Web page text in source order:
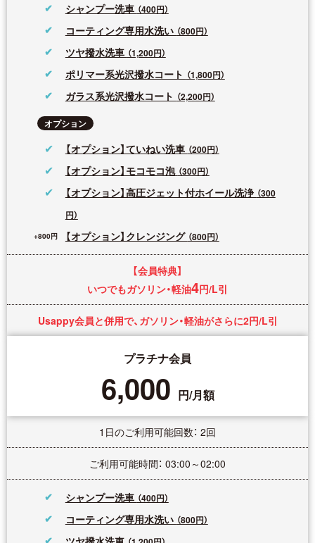
シャンプー洗車 （400円）
コーティング専用水洗い （800円）
ツヤ撥水洗車 （1,200円）
ポリマー系光沢撥水コート （1,800円）
ガラス系光沢撥水コート （2,200円）
オプション
【オプション】ていねい洗車 （200円）
【オプション】モコモコ泡 （300円）
【オプション】高圧ジェット付ホイール洗浄 （300
円）
【オプション】クレンジング （800円）
【会員特典】
いつでもガソリン・軽油4円/L引
Usappy会員と併用で、ガソリン・軽油がさらに2円/L引
プラチナ会員
6,000 円/月額
1日のご利用可能回数： 2回
ご利用可能時間： 03:00～02:00
シャンプー洗車 （400円）
コーティング専用水洗い （800円）